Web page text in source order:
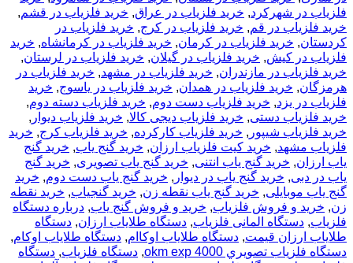
فلزیاب در شهرکرد, خرید فلزیاب در عراق, خرید فلزیاب در قشم,
خرید فلزیاب در قم, خرید فلزیاب در کرج, خرید فلزیاب در
کردستان, خرید فلزیاب در کرمان, خرید فلزیاب در کرمانشاه, خرید
فلزیاب در کیش, خرید فلزیاب در گیلان, خرید فلزیاب در لرستان,
خرید فلزیاب در مازندران, خرید فلزیاب در مشهد, خرید فلزیاب در
هرمزگان, خرید فلزیاب در همدان, خرید فلزیاب در یاسوج, خرید
فلزیاب در یزد, خرید فلزیاب دست دوم, خرید فلزیاب دسته دوم,
خرید فلزیاب دستی, خرید فلزیاب دیجی کالا, خرید فلزیاب دیوار ,
خرید فلزیاب شیپور , خرید فلزیاب کارکرده, خرید فلزیاب کرج, خرید
فلزیاب مشهد, خرید کیت فلزیاب ارزان, خرید گنج یاب, خرید گنج
یاب ارزان, خرید گنج یاب انتنی, خرید گنج یاب تصویری, خرید گنج
یاب در دبی, خرید گنج یاب در دیوار , خرید گنج یاب دست دوم, خرید
گنج یاب موبایلی, خرید گنج یاب نقطه زن, خرید گنجیاب, خرید نقطه
زن, خرید و فروش فلزیاب, خرید و فروش گنج یاب, درباره دستگاه
فلزیاب, دستگاه المانی فلزیاب, دستگاه طلایاب ارزان, دستگاه
طلایاب ارزان قیمت, دستگاه طلایاب اوکاام, دستگاه طلایاب اوکام,
دستگاه فلزياب تصويري okm exp 4000
, دستگاه فلزیاب, دستگاه